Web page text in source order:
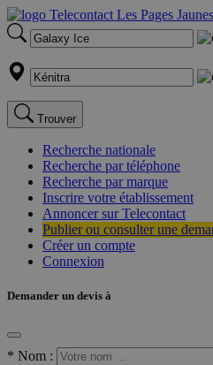
Trouver
Recherche nationale
Recherche par téléphone
Recherche par marque
Inscrire votre établissement
Annoncer sur Telecontact
Publier ou consulter une
Créer un compte
Connexion
Demander un devis à
* Nom :